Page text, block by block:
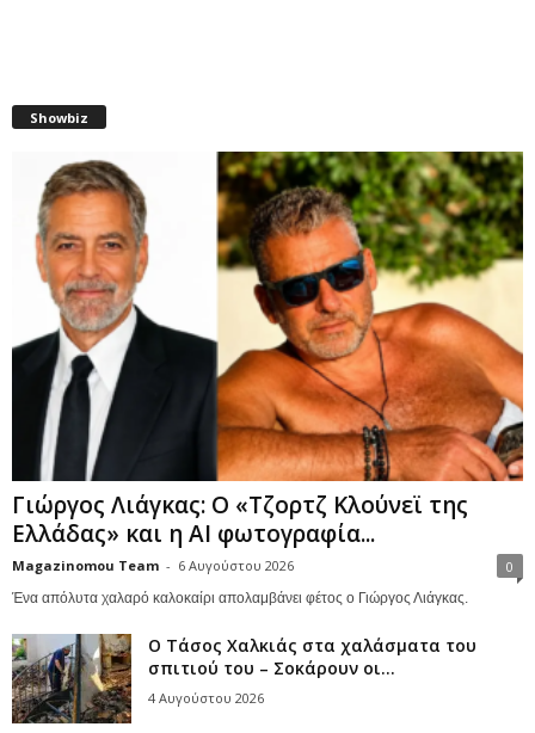
Showbiz
Γιώργος Λιάγκας: Ο «Τζορτζ Κλούνεϊ της
Ελλάδας» και η AI φωτογραφία...
Magazinomou Team - 6 Αυγούστου 2026 0
Ένα απόλυτα χαλαρό καλοκαίρι απολαμβάνει φέτος ο Γιώργος Λιάγκας.
Ο Τάσος Χαλκιάς στα χαλάσματα του
σπιτιού του – Σοκάρουν οι...
4 Αυγούστου 2026